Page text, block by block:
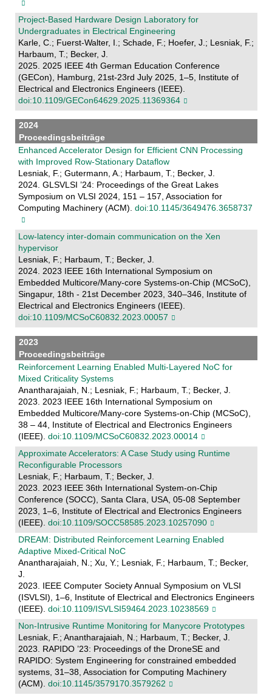
Project-Based Hardware Design Laboratory for
Undergraduates in Electrical Engineering
Karle, C.; Fuerst-Walter, I.; Schade, F.; Hoefer, J.; Lesniak, F.;
Harbaum, T.; Becker, J.
2025. 2025 IEEE 4th German Education Conference
(GECon), Hamburg, 21st-23rd July 2025, 1–5, Institute of
Electrical and Electronics Engineers (IEEE).
doi:10.1109/GECon64629.2025.11369364
2024
Proceedingsbeiträge
Enhanced Accelerator Design for Efficient CNN Processing
with Improved Row-Stationary Dataflow
Lesniak, F.; Gutermann, A.; Harbaum, T.; Becker, J.
2024. GLSVLSI ’24: Proceedings of the Great Lakes
Symposium on VLSI 2024, 151 – 157, Association for
Computing Machinery (ACM). doi:10.1145/3649476.3658737
Low-latency inter-domain communication on the Xen
hypervisor
Lesniak, F.; Harbaum, T.; Becker, J.
2024. 2023 IEEE 16th International Symposium on
Embedded Multicore/Many-core Systems-on-Chip (MCSoC),
Singapur, 18th - 21st December 2023, 340–346, Institute of
Electrical and Electronics Engineers (IEEE).
doi:10.1109/MCSoC60832.2023.00057
2023
Proceedingsbeiträge
Reinforcement Learning Enabled Multi-Layered NoC for
Mixed Criticality Systems
Anantharajaiah, N.; Lesniak, F.; Harbaum, T.; Becker, J.
2023. 2023 IEEE 16th International Symposium on
Embedded Multicore/Many-core Systems-on-Chip (MCSoC),
38 – 44, Institute of Electrical and Electronics Engineers
(IEEE). doi:10.1109/MCSoC60832.2023.00014
Approximate Accelerators: A Case Study using Runtime
Reconfigurable Processors
Lesniak, F.; Harbaum, T.; Becker, J.
2023. 2023 IEEE 36th International System-on-Chip
Conference (SOCC), Santa Clara, USA, 05-08 September
2023, 1–6, Institute of Electrical and Electronics Engineers
(IEEE). doi:10.1109/SOCC58585.2023.10257090
DREAM: Distributed Reinforcement Learning Enabled
Adaptive Mixed-Critical NoC
Anantharajaiah, N.; Xu, Y.; Lesniak, F.; Harbaum, T.; Becker,
J.
2023. IEEE Computer Society Annual Symposium on VLSI
(ISVLSI), 1–6, Institute of Electrical and Electronics Engineers
(IEEE). doi:10.1109/ISVLSI59464.2023.10238569
Non-Intrusive Runtime Monitoring for Manycore Prototypes
Lesniak, F.; Anantharajaiah, N.; Harbaum, T.; Becker, J.
2023. RAPIDO ’23: Proceedings of the DroneSE and
RAPIDO: System Engineering for constrained embedded
systems, 31–38, Association for Computing Machinery
(ACM). doi:10.1145/3579170.3579262